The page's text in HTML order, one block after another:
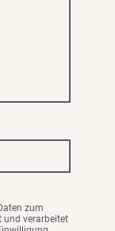
zum
und verarbeitet